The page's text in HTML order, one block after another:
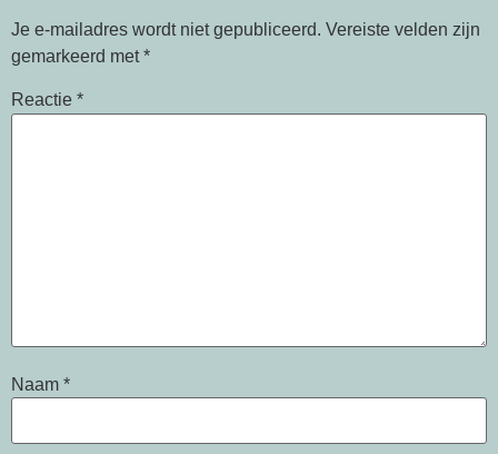
Je e-mailadres wordt niet gepubliceerd. Vereiste velden zijn
gemarkeerd met*
Reactie *
Naam *